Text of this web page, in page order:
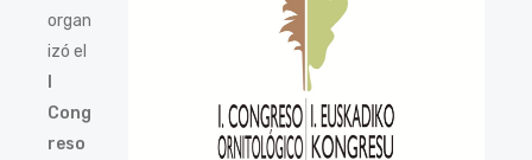
organ
izó el
Cong
reso